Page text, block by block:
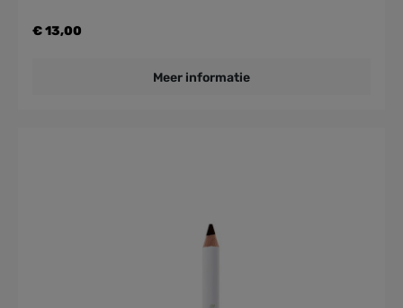
€ 13,00
Meer informatie